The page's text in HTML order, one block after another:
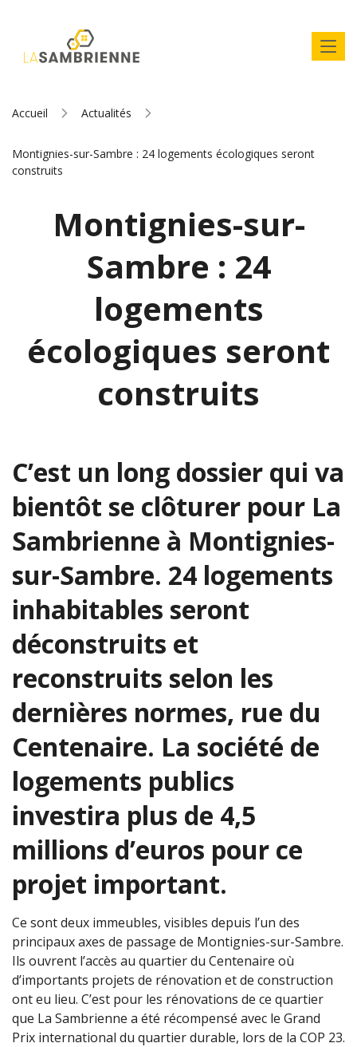
Accueil Actualités
Montignies-sur-Sambre : 24 logements écologiques seront
construits
Montignies-sur-
Sambre : 24
logements
écologiques seront
construits
C’est un long dossier qui va
bientôt se clôturer pour La
Sambrienne à Montignies-
sur-Sambre. 24 logements
inhabitables seront
déconstruits et
reconstruits selon les
dernières normes, rue du
Centenaire. La société de
logements publics
investira plus de 4,5
millions d’euros pour ce
projet important.
Ce sont deux immeubles, visibles depuis l’un des
principaux axes de passage de Montignies-sur-Sambre.
Ils ouvrent l’accès au quartier du Centenaire où
d’importants projets de rénovation et de construction
ont eu lieu. C’est pour les rénovations de ce quartier
que La Sambrienne a été récompensé avec le Grand
Prix international du quartier durable, lors de la COP 23.